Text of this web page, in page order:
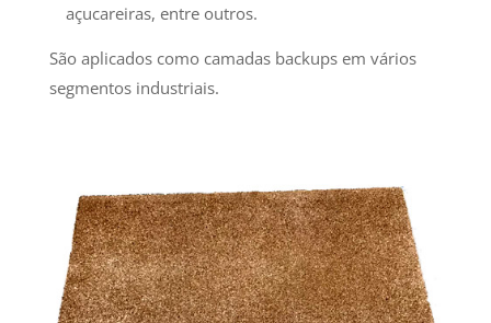
açucareiras, entre outros.
São aplicados como camadas backups em vários
segmentos industriais.